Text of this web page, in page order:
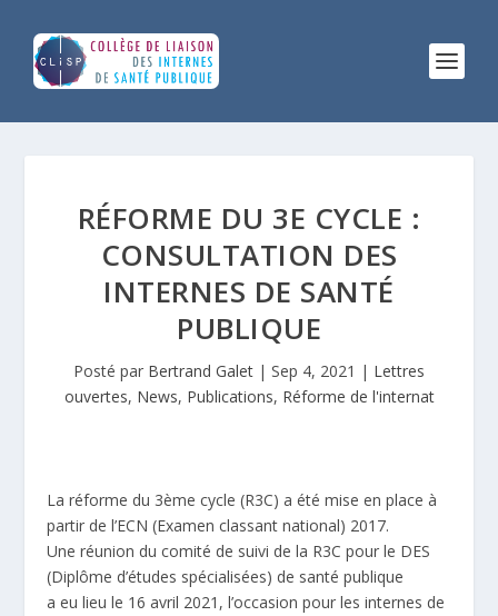
RÉFORME DU 3E CYCLE :
CONSULTATION DES
INTERNES DE SANTÉ
PUBLIQUE
Posté par Bertrand Galet | Sep 4, 2021 | Lettres
ouvertes, News, Publications, Réforme de l'internat
La réforme du 3ème cycle (R3C) a été mise en place à
partir de l’ECN (Examen classant national) 2017.
Une réunion du comité de suivi de la R3C pour le DES
(Diplôme d’études spécialisées) de santé publique
a eu lieu le 16 avril 2021, l’occasion pour les internes de